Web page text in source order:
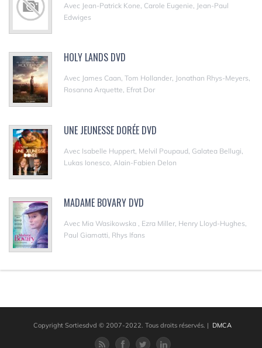
Avec Jean-Patrick Kone, Carole Eugenie, Jean-Paul
Edwiges
HOLY LANDS DVD
Avec James Caan, Tom Hollander, Jonathan Rhys-Meyers,
Rosanna Arquette, Efrat Dor
UNE JEUNESSE DORÉE DVD
Avec Isabelle Huppert, Melvil Poupaud, Galatea Bellugi,
Lukas Ionesco, Alain-Fabien Delon
MADAME BOVARY DVD
Avec Mia Wasikowska , Ezra Miller, Henry Lloyd-Hughes,
Paul Giamatti, Rhys Ifans
Copyright Sortiesdvd © 2007-2022. Tous droits réservés. | DMCA